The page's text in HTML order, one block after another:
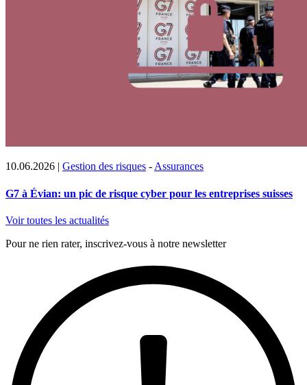
10.06.2026 | Gestion des risques - Assurances
G7 à Évian: un pic de risque cyber pour les entreprises suisses
Voir toutes les actualités
Pour ne rien rater, inscrivez-vous à notre newsletter